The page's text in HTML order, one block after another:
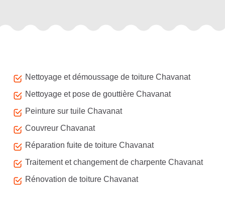
Nettoyage et démoussage de toiture Chavanat
Nettoyage et pose de gouttière Chavanat
Peinture sur tuile Chavanat
Couvreur Chavanat
Réparation fuite de toiture Chavanat
Traitement et changement de charpente Chavanat
Rénovation de toiture Chavanat